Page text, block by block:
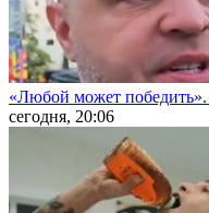
«Любой может
сегодня, 20:06